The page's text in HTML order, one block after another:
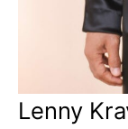
Lenny